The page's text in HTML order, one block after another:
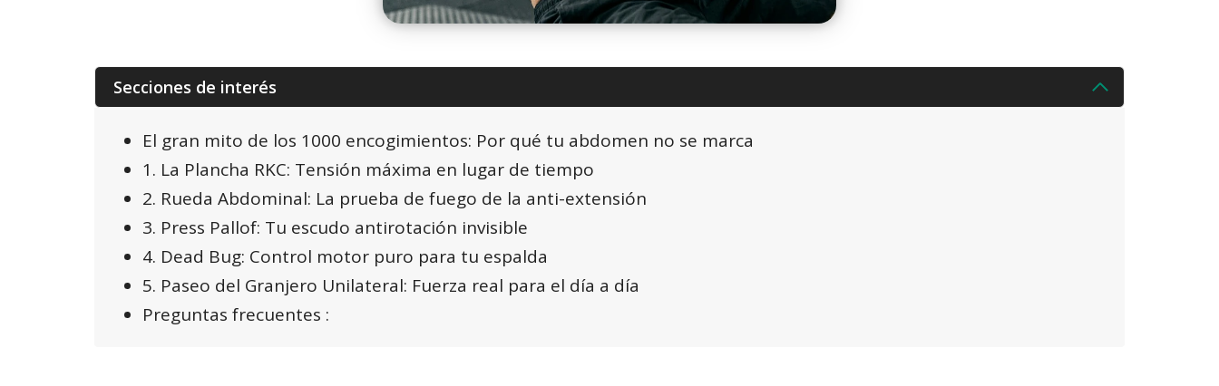
Secciones de interés
El gran mito de los 1000 encogimientos: Por qué tu abdomen no se marca
1. La Plancha RKC: Tensión máxima en lugar de tiempo
2. Rueda Abdominal: La prueba de fuego de la anti-extensión
3. Press Pallof: Tu escudo antirotación invisible
4. Dead Bug: Control motor puro para tu espalda
5. Paseo del Granjero Unilateral: Fuerza real para el día a día
Preguntas frecuentes :